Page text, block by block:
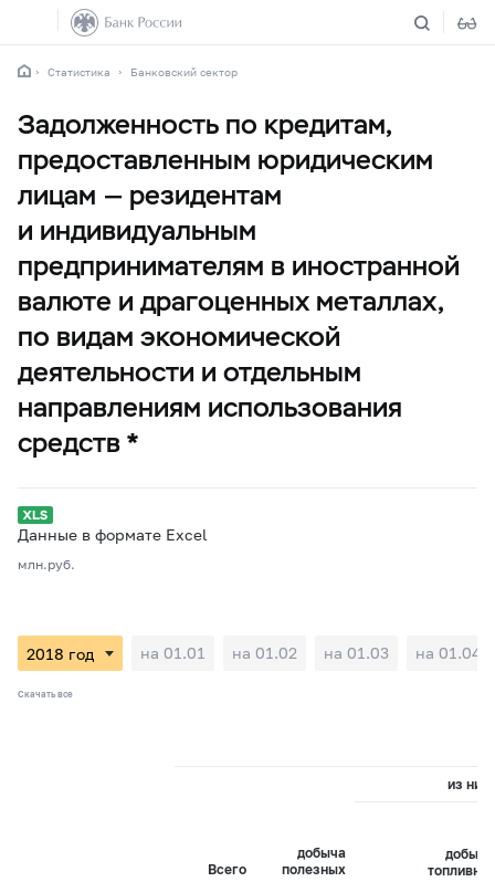
Статистика Банковский сектор
Задолженность по кредитам,
предоставленным юридическим
лицам — резидентам
и индивидуальным
предпринимателям в иностранной
валюте и драгоценных металлах,
по видам экономической
деятельности и отдельным
направлениям использования
средств *
Данные в формате Excel
млн.руб.
на 01.01 на 01.02 на 01.03 на 01.04
Скачать все
Всего
добыча
полезных
из них:
добыча
топливно-